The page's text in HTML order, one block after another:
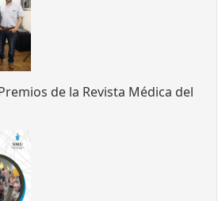
de la Revista Médica del